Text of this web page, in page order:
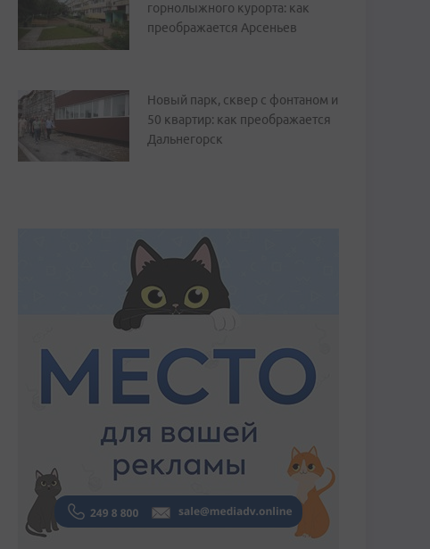
горнолыжного курорта: как
преображается Арсеньев
Новый парк, сквер с фонтаном и
50 квартир: как преображается
Дальнегорск